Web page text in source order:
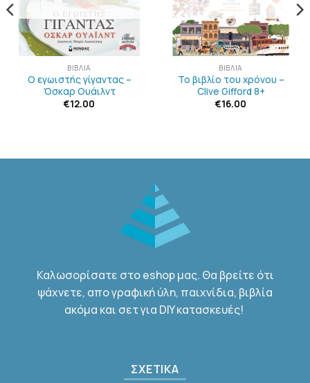
ΒΙΒΛΊΑ
Ο εγωιστής γίγαντας –
Όσκαρ Ουάιλντ
€12.00
ΒΙΒΛΊΑ
Το βιβλίο του χρόνου –
Clive Gifford 8+
€16.00
Καλωσορίσατε στο eshop μας. Θα βρείτε ότι
ψάχνετε, απο γραφική ύλη, παιχνίδια, βιβλία
ακόμα και σετ για DIY κατασκευές!
ΣΧΕΤΙΚΑ